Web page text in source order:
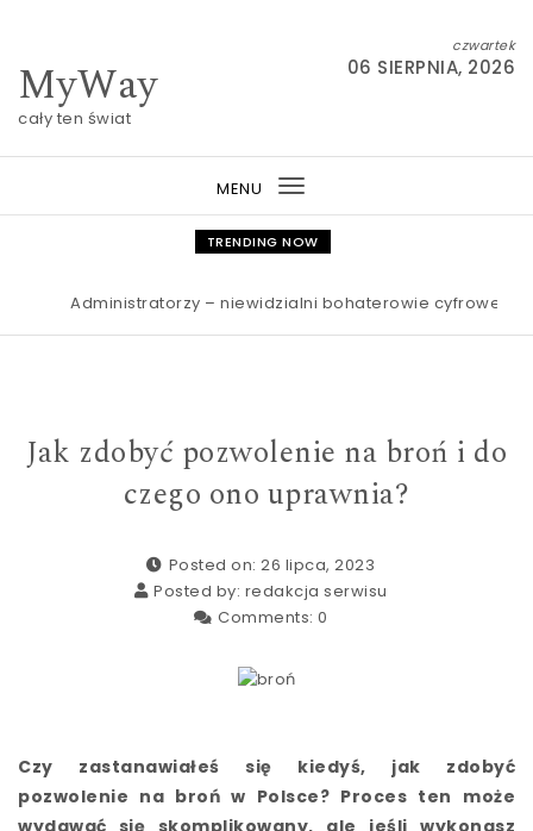
MyWay
cały ten świat
czwartek
06 SIERPNIA, 2026
MENU
Toggle
navigation
TRENDING NOW
Administratorzy – niewidzialni bohaterowie cyfrowego
Jak zdobyć pozwolenie na broń i do
czego ono uprawnia?
Posted on: 26 lipca, 2023
Posted by: redakcja serwisu
Comments: 0
Czy zastanawiałeś się kiedyś, jak zdobyć
pozwolenie na broń w Polsce? Proces ten może
wydawać się skomplikowany, ale jeśli wykonasz